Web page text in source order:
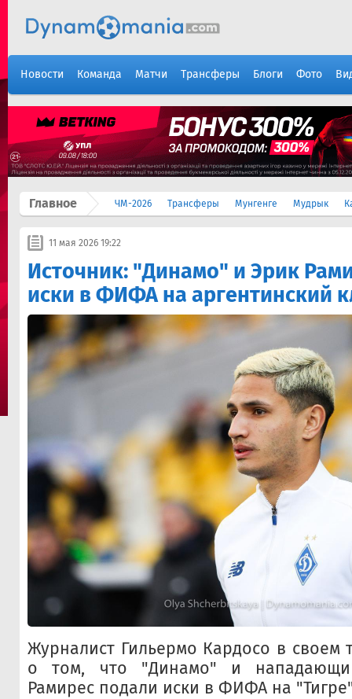
Новости Команда Матчи Трансферы Блоги Фото
Главное ЧМ-2026 Трансферы Мунгенге Мудрык
11 мая 2026 19:22
Источник: "Динамо" и Эрик
иски в ФИФА на аргентинский
Журналист Гильермо Кардосо в своем
о том, что "Динамо" и
Рамирес подали иски в ФИФА на